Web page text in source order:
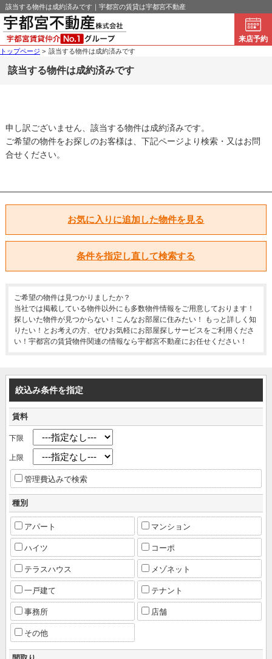
該当する物件は成約済みです｜宇都宮の賃貸は宇都宮不動産
来店予約
トップページ > 該当する物件は成約済みです
該当する物件は成約済みです
申し訳ございません、該当する物件は成約済みです。
ご希望の物件をお探しのお客様は、下記ページより検索・又はお問
合せください。
お気に入りに追加した物件を見る
条件を指定し直して検索する
ご希望の物件は見つかりましたか？
当社では掲載している物件以外にも多数物件情報をご用意しております！
探しいた物件が見つからない！こんなお部屋に住みたい！ もっと詳しく知
りたい！とお考えの方、ぜひお気軽にお部屋探しサービスをご利用くださ
い！宇都宮の賃貸物件関連の情報なら宇都宮不動産にお任せください！
絞込み条件を指定
賃料
下限
上限
管理費込みで検索
種別
アパート マンション
ハイツ コーポ
テラスハウス メゾネット
一戸建て テナント
事務所 店舗
その他